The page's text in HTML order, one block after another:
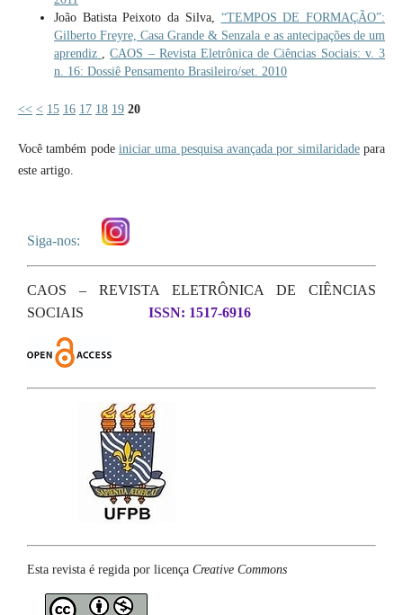
João Batista Peixoto da Silva, “TEMPOS DE FORMAÇÃO”:
Gilberto Freyre, Casa Grande & Senzala e as antecipações de um
aprendiz
,CAOS – Revista Eletrônica de Ciências Sociais: v. 3
n. 16: Dossiê Pensamento Brasileiro/set. 2010
<< < 15 16 17 18 19 20
Você também pode iniciar uma pesquisa avançada por similaridadepara
este artigo.
Siga-nos:
CAOS – REVISTA ELETRÔNICA DE CIÊNCIAS
SOCIAIS
ISSN: 1517-6916
Esta revista é regida por licença Creative Commons